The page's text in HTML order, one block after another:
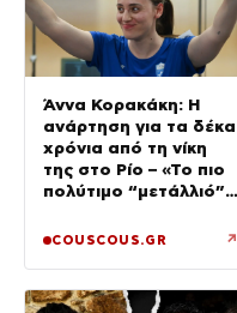
Άννα Κορακάκη: Η
ανάρτηση για τα δέκα
χρόνια από τη νίκη
της στο Ρίο – «Το πιο
πολύτιμο “μετάλλιό”
COUSCOUS.GR ↗